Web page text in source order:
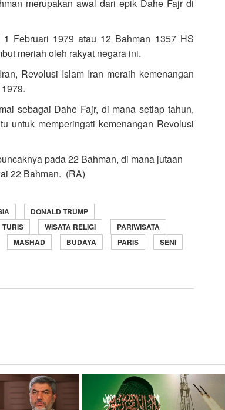
merupakan awal dari epik Dahe Fajr di
Februari 1979 atau 12 Bahman 1357 HS
meriah oleh rakyat negara ini.
Revolusi Islam Iran meraih kemenangan
sebagai Dahe Fajr, di mana setiap tahun,
untuk memperingati kemenangan Revolusi
pada 22 Bahman, di mana jutaan
22 Bahman. (RA)
DONALD TRUMP
TURIS WISATA RELIGI
PARIWISATA
MASHAD BUDAYA PARIS
SENI